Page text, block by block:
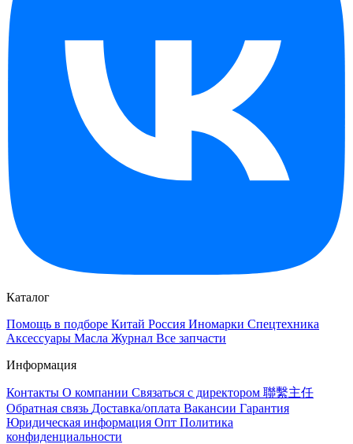
Каталог
Помощь в подборе Китай Россия Иномарки Спецтехника
Аксессуары Масла Журнал Все запчасти
Информация
Контакты О компании Связаться с директором 聯繫主任
Обратная связь Доставка/оплата Вакансии Гарантия
Юридическая информация Опт Политика
конфиденциальности